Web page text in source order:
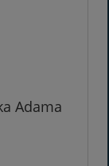
Adama